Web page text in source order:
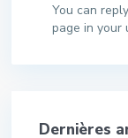
You can
page in your
Dernières